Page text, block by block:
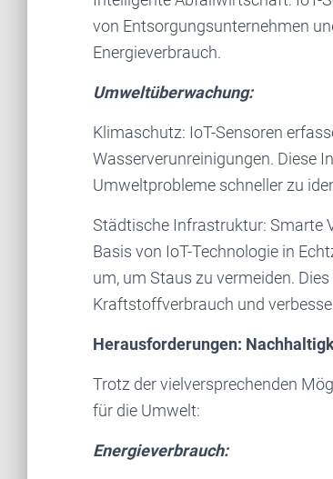
von Entsorgungsunternehmen
Energieverbrauch.
Umweltüberwachung:
Klimaschutz: IoT-Sensoren
Wasserverunreinigungen. Diese
Umweltprobleme schneller zu
Städtische Infrastruktur: Smarte
Basis von IoT-Technologie in
um, um Staus zu vermeiden.
Kraftstoffverbrauch und
Herausforderungen:
Trotz der vielversprechenden
für die Umwelt:
Energieverbrauch: